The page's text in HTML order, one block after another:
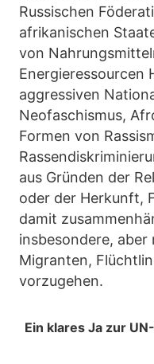
Russischen
afrikanischen
von
Energieressourcen
aggressiven
Neofaschismus,
Formen von
aus Gründen der
oder der Herkunft,
damit
insbesondere,
Migranten,
vorzugehen.
Ein klares Ja zur